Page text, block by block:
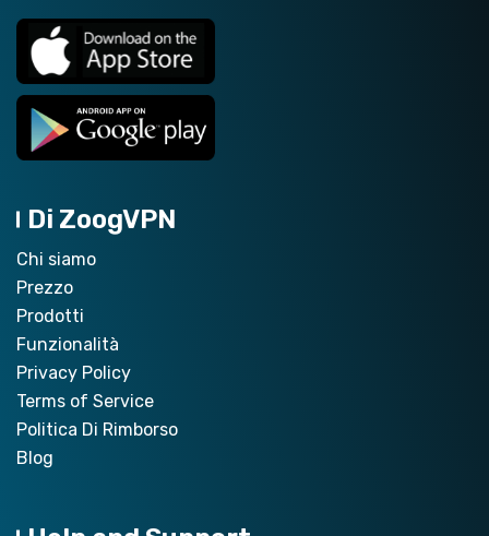
Di ZoogVPN
Chi siamo
Prezzo
Prodotti
Funzionalità
Privacy Policy
Terms of Service
Politica Di Rimborso
Blog